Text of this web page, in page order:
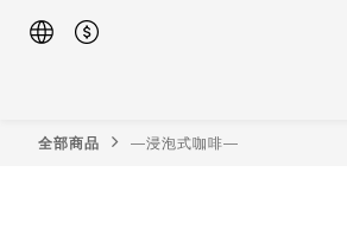
全部商品 —浸泡式咖啡—